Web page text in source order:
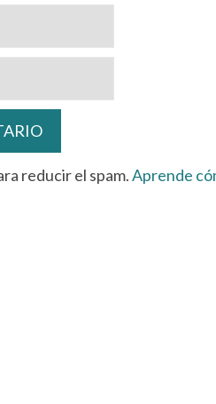
reducir el spam.Aprende